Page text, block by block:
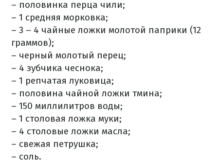
– половинка перца чили;
– 1 средняя морковка;
– 3 – 4 чайные ложки молотой паприки (12
граммов);
– черный молотый перец;
– 4 зубчика чеснока;
– 1 репчатая луковица;
– половина чайной ложки тмина;
– 150 миллилитров воды;
– 1 столовая ложка муки;
– 4 столовые ложки масла;
– свежая петрушка;
– соль.